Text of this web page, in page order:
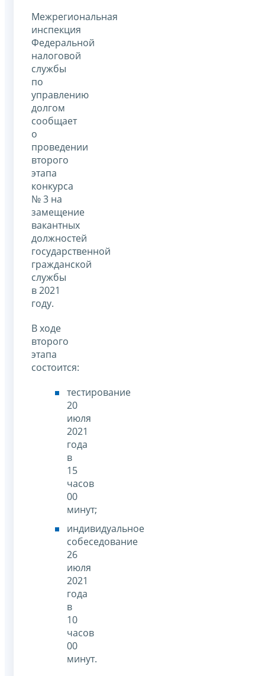
Межрегиональная
инспекция
Федеральной
налоговой
службы
по
управлению
долгом
сообщает
о
проведении
второго
этапа
конкурса
№ 3 на
замещение
вакантных
должностей
государственной
гражданской
службы
в 2021
году.
В ходе
второго
этапа
состоится:
тестирование
20
июля
2021
года
в
15
часов
00
минут;
индивидуальное
собеседование
26
июля
2021
года
в
10
часов
00
минут.